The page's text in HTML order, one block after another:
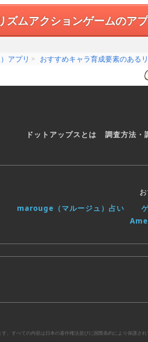
ズムアクションゲームのア
アプリ おすすめキャラ育成要素のある
ドットアップスとは 調査方法・
marouge（マルージュ）占い
すべての内容は日本の著作権法並びに国際条約により保護され